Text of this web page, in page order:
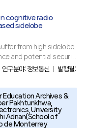
cognitive radio
sidelobe
from high sidelobe
and potential security
Optimization
(CC) approach for
fixed-amplitude
연구분야: 정보통신
Education Archives &
Pakhtunkhwa,
University
Adnan(School of
de Monterrey